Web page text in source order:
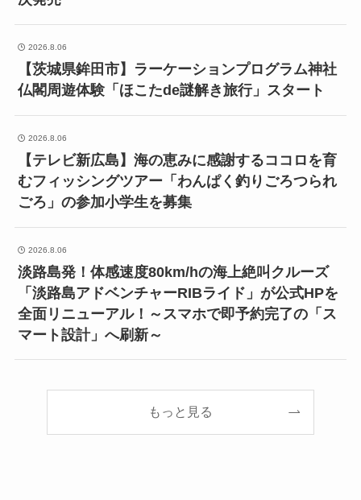
2026.8.06
【茨城県鉾田市】ラーケーションプログラム神社
仏閣周遊体験「ほこたde謎解き旅行」スタート
2026.8.06
【テレビ新広島】海の恵みに感謝するココロを育
むフィッシングツアー「わんぱく釣りごろつられ
ごろ」の参加小学生を募集
2026.8.06
淡路島発！体感速度80km/hの海上絶叫クルーズ
「淡路島アドベンチャーRIBライド」が公式HPを
全面リニューアル！～スマホで即予約完了の「ス
マート設計」へ刷新～
もっと見る